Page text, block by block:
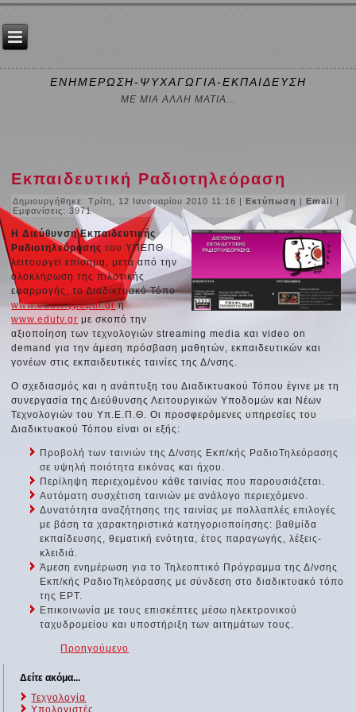
ΕΝΗΜΕΡΩΣΗ-ΨΥΧΑΓΩΓΙΑ-ΕΚΠΑΙΔΕΥΣΗ
ΜΕ ΜΙΑ ΑΛΛΗ ΜΑΤΙΑ...
Εκπαιδευτική Ραδιοτηλεόραση
Δημιουργήθηκε: Τρίτη, 12 Ιανουαρίου 2010 11:16 |Εκτύπωση |Email |
Εμφανίσεις: 3971
Η Διεύθυνση Εκπαιδευτικής
Ραδιοτηλεόρασης του YΠΕΠΘ
λειτουργεί επίσημα, μετά από την
ολοκλήρωση της πιλοτικής
εφαρμογής, το Διαδικτυακό Τόπο
www.edutv.ypepth.grή
www.edutv.gr με σκοπό την
αξιοποίηση των τεχνολογιών streaming media και video on
demand για την άμεση πρόσβαση μαθητών, εκπαιδευτικών και
γονέων στις εκπαιδευτικές ταινίες της Δ/νσης.
Ο σχεδιασμός και η ανάπτυξη του Διαδικτυακού Τόπου έγινε με τη
συνεργασία της Διεύθυνσης Λειτουργικών Υποδομών και Νέων
Τεχνολογιών του Υπ.Ε.Π.Θ. Οι προσφερόμενες υπηρεσίες του
Διαδικτυακού Τόπου είναι οι εξής:
Προβολή των ταινιών της Δ/νσης Εκπ/κής ΡαδιοΤηλεόρασης
σε υψηλή ποιότητα εικόνας και ήχου.
Περίληψη περιεχομένου κάθε ταινίας που παρουσιάζεται.
Αυτόματη συσχέτιση ταινιών με ανάλογο περιεχόμενο.
Δυνατότητα αναζήτησης της ταινίας με πολλαπλές επιλογές
με βάση τα χαρακτηριστικά κατηγοριοποίησης: βαθμίδα
εκπαίδευσης, θεματική ενότητα, έτος παραγωγής, λέξεις-
κλειδιά.
Άμεση ενημέρωση για το Τηλεοπτικό Πρόγραμμα της Δ/νσης
Εκπ/κής ΡαδιοΤηλεόρασης με σύνδεση στο διαδικτυακό τόπο
της ΕΡΤ.
Επικοινωνία με τους επισκέπτες μέσω ηλεκτρονικού
ταχυδρομείου και υποστήριξη των αιτημάτων τους.
Προηγούμενο
Δείτε ακόμα...
Τεχνολογία
Υπολογιστές